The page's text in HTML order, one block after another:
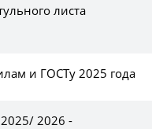
листа
и ГОСТу 2025 года
2026 -